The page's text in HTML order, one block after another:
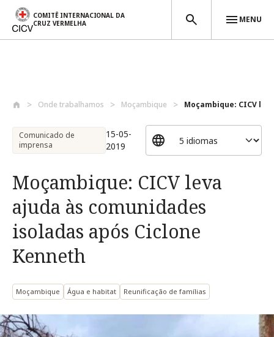
COMITÊ INTERNACIONAL DA
CRUZ VERMELHA
MENU
Onde trabalhamos Moçambique Moçambique: CICV
Comunicado de
imprensa
15-05-
2019
Moçambique: CICV leva
ajuda às comunidades
isoladas após Ciclone
Kenneth
Moçambique Água e habitat Reunificação de famílias